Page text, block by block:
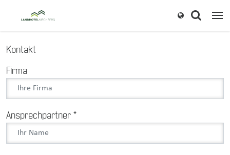
Kontakt
Firma
Ansprechpartner *